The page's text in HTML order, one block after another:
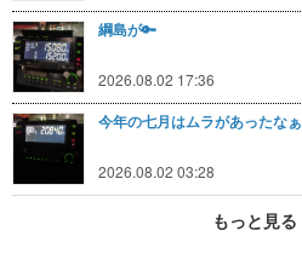
綱島が🔑
2026.08.02 17:36
今年の七月はムラがあったなぁ
2026.08.02 03:28
もっと見る